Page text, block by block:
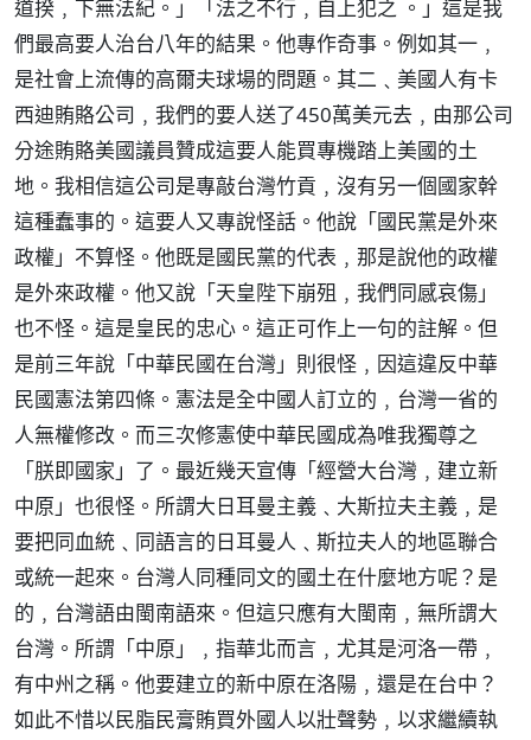
道揆﹐下無法紀。」「法之不行﹐自上犯之 。」這是我
們最高要人治台八年的結果。他專作奇事。例如其一﹐
是社會上流傳的高爾夫球場的問題。其二﹑美國人有卡
西迪賄賂公司﹐我們的要人送了450萬美元去﹐由那公司
分途賄賂美國議員贊成這要人能買專機踏上美國的土
地。我相信這公司是專敲台灣竹貢﹐沒有另一個國家幹
這種蠢事的。這要人又專說怪話。他說「國民黨是外來
政權」不算怪。他既是國民黨的代表﹐那是說他的政權
是外來政權。他又說「天皇陛下崩殂﹐我們同感哀傷」
也不怪。這是皇民的忠心。這正可作上一句的註解。但
是前三年說「中華民國在台灣」則很怪﹐因這違反中華
民國憲法第四條。憲法是全中國人訂立的﹐台灣一省的
人無權修改。而三次修憲使中華民國成為唯我獨尊之
「朕即國家」了。最近幾天宣傳「經營大台灣﹐建立新
中原」也很怪。所謂大日耳曼主義﹑大斯拉夫主義﹐是
要把同血統﹑同語言的日耳曼人﹑斯拉夫人的地區聯合
或統一起來。台灣人同種同文的國土在什麼地方呢？是
的﹐台灣語由閩南語來。但這只應有大閩南﹐無所謂大
台灣。所謂「中原」﹐指華北而言﹐尤其是河洛一帶﹐
有中州之稱。他要建立的新中原在洛陽﹐還是在台中？
如此不惜以民脂民膏賄買外國人以壯聲勢﹐以求繼續執